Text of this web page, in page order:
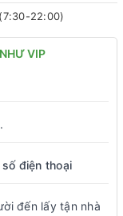
(7:30-22:00)
VIP
điện thoại
đến lấy tận nhà